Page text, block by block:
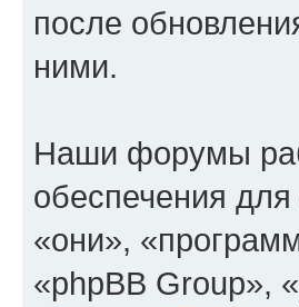
после
ними.
Наши форумы
обеспечения
«они»,
«phpBB Group»,